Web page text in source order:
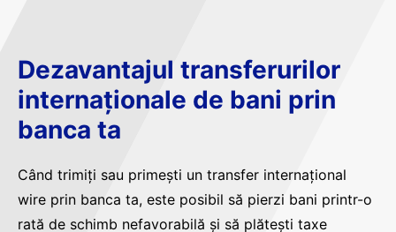
Dezavantajul transferurilor
internaționale de bani prin
banca ta
Când trimiți sau primești un transfer internațional
wire prin banca ta, este posibil să pierzi bani printr-o
rată de schimb nefavorabilă și să plătești taxe